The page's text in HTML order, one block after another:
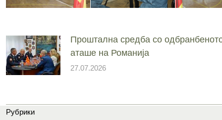
Проштална средба со
аташе на Романија
27.07.2026
Рубрики